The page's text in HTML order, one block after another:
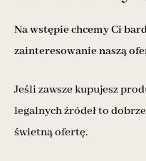
Na wstępie chcemy Ci
zainteresowanie naszą
Jeśli zawsze kupujesz
legalnych źródeł to
świetną ofertę.